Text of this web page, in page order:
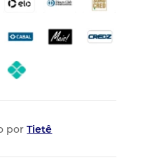
porTietê